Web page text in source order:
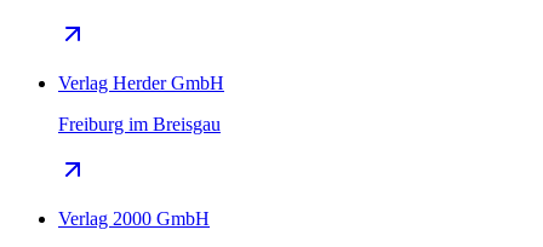
Verlag Herder GmbH
Freiburg im Breisgau
Verlag 2000 GmbH